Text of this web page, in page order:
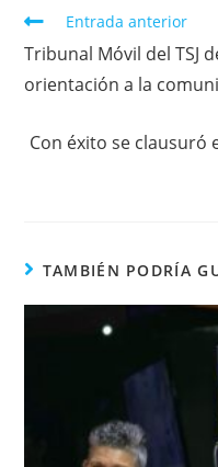
Entrada anterior
Tribunal Móvil del TSJ
orientación a la
Con éxito se clausuró
TAMBIÉN PODRÍA